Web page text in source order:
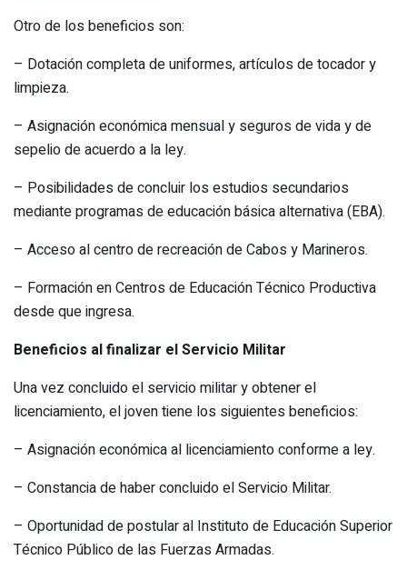
Otro de los beneficios son:
– Dotación completa de uniformes, artículos de tocador y
limpieza.
– Asignación económica mensual y seguros de vida y de
sepelio de acuerdo a la ley.
– Posibilidades de concluir los estudios secundarios
mediante programas de educación básica alternativa (EBA).
– Acceso al centro de recreación de Cabos y Marineros.
– Formación en Centros de Educación Técnico Productiva
desde que ingresa.
Beneficios al finalizar el Servicio Militar
Una vez concluido el servicio militar y obtener el
licenciamiento, el joven tiene los siguientes beneficios:
– Asignación económica al licenciamiento conforme a ley.
– Constancia de haber concluido el Servicio Militar.
– Oportunidad de postular al Instituto de Educación Superior
Técnico Público de las Fuerzas Armadas.